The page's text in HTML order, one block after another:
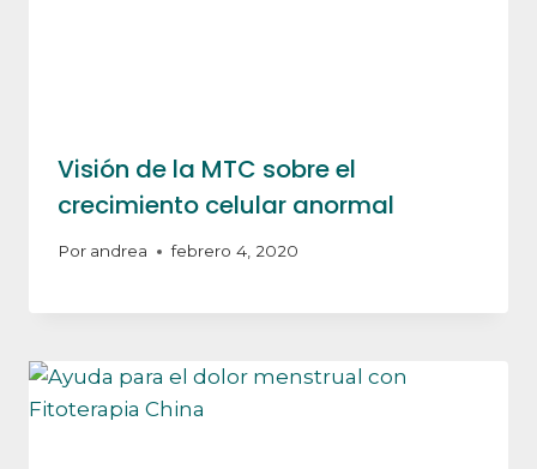
Visión de la MTC sobre el
crecimiento celular anormal
Por andrea febrero 4, 2020